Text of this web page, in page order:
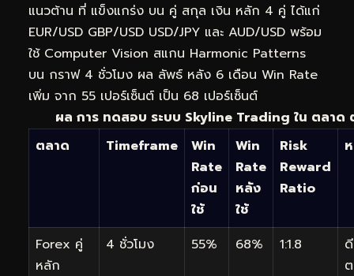
แนวต้าน ที่ แข็งแกร่ง บน คู่ สกุล เงิน หลัก 4 คู่ ได้แก่
EUR/USD GBP/USD USD/JPY และ AUD/USD พร้อม
ใช้ Computer Vision สแกน Harmonic Patterns
บน กราฟ 4 ชั่วโมง ผล ลัพธ์ หลัง 6 เดือน Win Rate
เพิ่ม จาก 55 เปอร์เซ็นต์ เป็น 68 เปอร์เซ็นต์
ผล การ ทดสอบ ระบบ Skyline Trading ใน ตลาด
ตลาด
Timeframe
Win
Rate
ก่อน
ใช้
Win
Rate
หลัง
ใช้
Risk
Reward
Ratio
Forex คู่
หลัก
4 ชั่วโมง 55% 68% 1:1.8